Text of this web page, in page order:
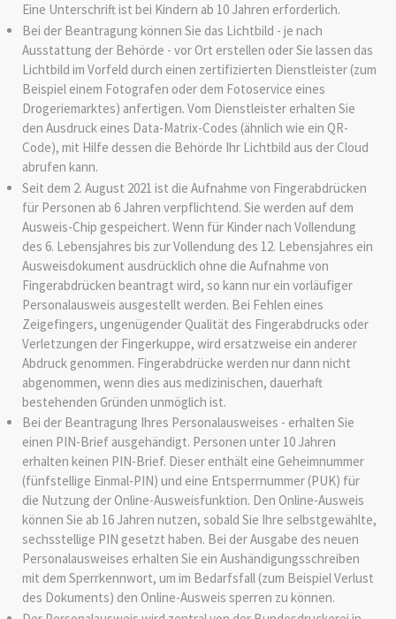
Eine Unterschrift ist bei Kindern ab 10 Jahren erforderlich.
Bei der Beantragung können Sie das Lichtbild - je nach
Ausstattung der Behörde - vor Ort erstellen oder Sie lassen das
Lichtbild im Vorfeld durch einen zertifizierten Dienstleister (zum
Beispiel einem Fotografen oder dem Fotoservice eines
Drogeriemarktes) anfertigen. Vom Dienstleister erhalten Sie
den Ausdruck eines Data-Matrix-Codes (ähnlich wie ein QR-
Code), mit Hilfe dessen die Behörde Ihr Lichtbild aus der Cloud
abrufen kann.
Seit dem 2. August 2021 ist die Aufnahme von Fingerabdrücken
für Personen ab 6 Jahren verpflichtend. Sie werden auf dem
Ausweis-Chip gespeichert. Wenn für Kinder nach Vollendung
des 6. Lebensjahres bis zur Vollendung des 12. Lebensjahres ein
Ausweisdokument ausdrücklich ohne die Aufnahme von
Fingerabdrücken beantragt wird, so kann nur ein vorläufiger
Personalausweis ausgestellt werden. Bei Fehlen eines
Zeigefingers, ungenügender Qualität des Fingerabdrucks oder
Verletzungen der Fingerkuppe, wird ersatzweise ein anderer
Abdruck genommen. Fingerabdrücke werden nur dann nicht
abgenommen, wenn dies aus medizinischen, dauerhaft
bestehenden Gründen unmöglich ist.
Bei der Beantragung Ihres Personalausweises - erhalten Sie
einen PIN-Brief ausgehändigt. Personen unter 10 Jahren
erhalten keinen PIN-Brief. Dieser enthält eine Geheimnummer
(fünfstellige Einmal-PIN) und eine Entsperrnummer (PUK) für
die Nutzung der Online-Ausweisfunktion. Den Online-Ausweis
können Sie ab 16 Jahren nutzen, sobald Sie Ihre selbstgewählte,
sechsstellige PIN gesetzt haben. Bei der Ausgabe des neuen
Personalausweises erhalten Sie ein Aushändigungsschreiben
mit dem Sperrkennwort, um im Bedarfsfall (zum Beispiel Verlust
des Dokuments) den Online-Ausweis sperren zu können.